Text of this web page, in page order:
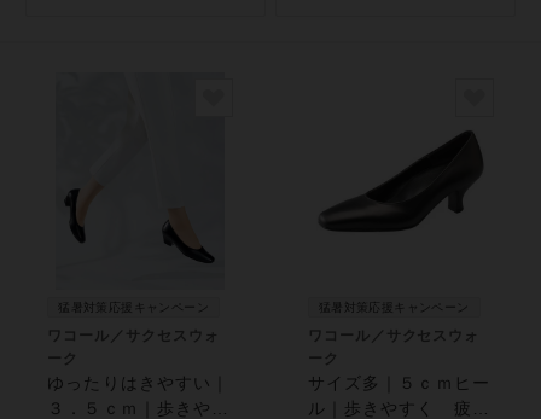
猛暑対策応援キャンペーン
ワコール／サクセスウォ
ーク
ゆったりはきやすい｜
３．５ｃｍ｜歩きやす
猛暑対策応援キャンペーン
ワコール／サクセスウォ
ーク
サイズ多｜５ｃｍヒー
ル｜歩きやすく 疲れ